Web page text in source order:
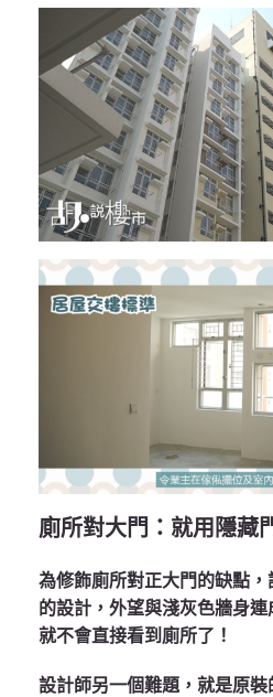
廁所對大門：就用隱藏
為修飾廁所對正大門的缺點
的設計，外望與淺灰色牆身連
就不會直接看到廁所了！
設計師另一個難題，就是原